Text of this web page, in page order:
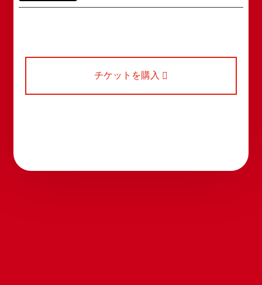
チケットを購入 
だく場合もございます。予めご了承の上お問い合わ